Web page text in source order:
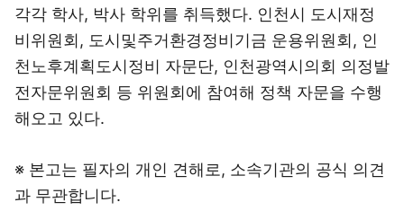
각각 학사, 박사 학위를 취득했다. 인천시 도시재정
비위원회, 도시및주거환경정비기금 운용위원회, 인
천노후계획도시정비 자문단, 인천광역시의회 의정발
전자문위원회 등 위원회에 참여해 정책 자문을 수행
해오고 있다.
※ 본고는 필자의 개인 견해로, 소속기관의 공식 의견
과 무관합니다.